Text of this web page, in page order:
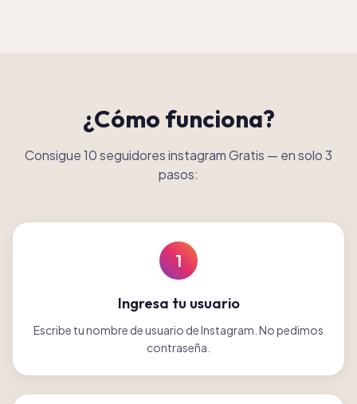
¿Cómo funciona?
Consigue 10 seguidores instagram Gratis — en solo 3
pasos:
1
Ingresa tu usuario
Escribe tu nombre de usuario de Instagram. No pedimos
contraseña.